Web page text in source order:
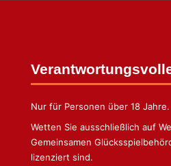
Nur für Personen über 18 Jahre.
Wetten Sie ausschließlich auf
Gemeinsamen
lizenziert sind.